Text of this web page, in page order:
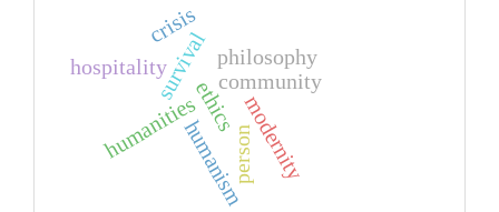
person
survival
ethics
hospitality
community
crisis
humanitieshumanismmodernity
philosophy